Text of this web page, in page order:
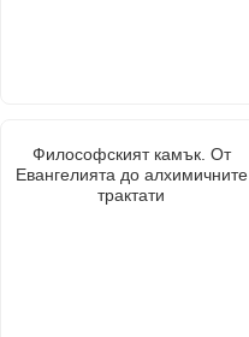
Философският камък. От
Евангелията до алхимичните
трактати